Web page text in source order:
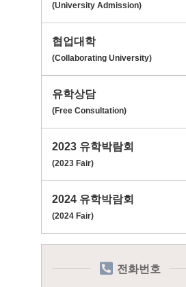
(University Admission)
협업대학
(Collaborating University)
유학상담
(Free Consultation)
2023 유학박람회
(2023 Fair)
2024 유학박람회
(2024 Fair)
전화번호